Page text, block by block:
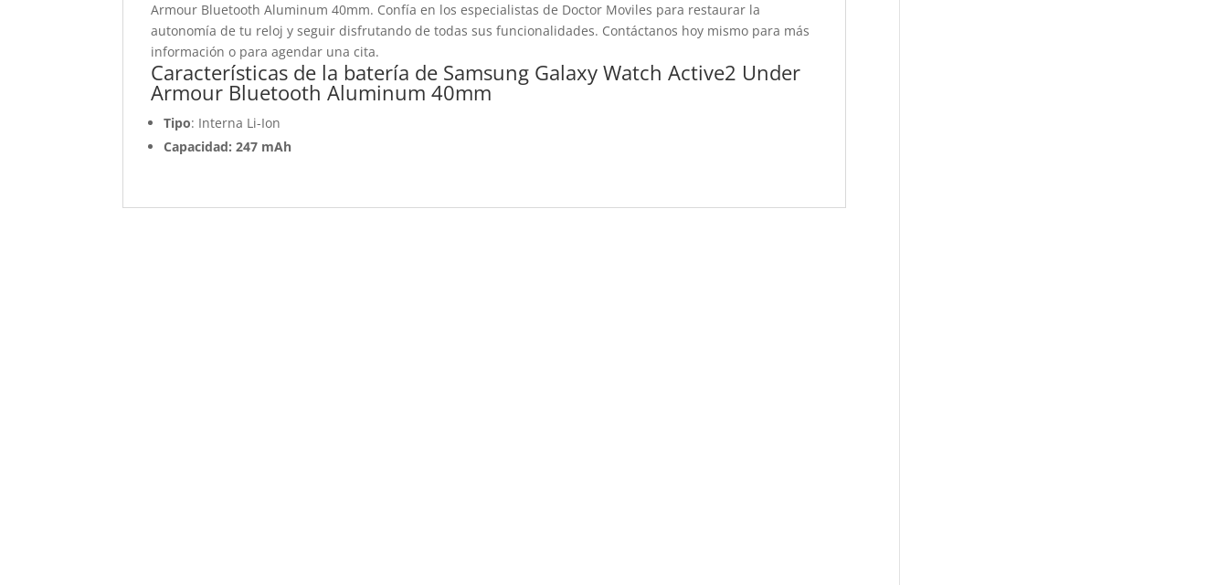
Armour Bluetooth Aluminum 40mm. Confía en los especialistas de Doctor Moviles para restaurar la
autonomía de tu reloj y seguir disfrutando de todas sus funcionalidades. Contáctanos hoy mismo para más
información o para agendar una cita.
Características de la batería de Samsung Galaxy Watch Active2 Under
Armour Bluetooth Aluminum 40mm
Tipo: Interna Li-Ion
Capacidad: 247 mAh